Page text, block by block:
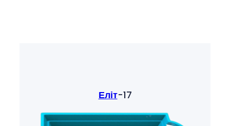
Еліт-17